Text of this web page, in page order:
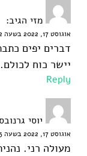
מזי הגיב:
אוגוסט 17, 2022 בשעה 12:22 pm
דברים יפים
יישר כוח לכולם.
Reply
יוסי
אוגוסט 17, 2022 בשעה 5:25 pm
מעולה רני.